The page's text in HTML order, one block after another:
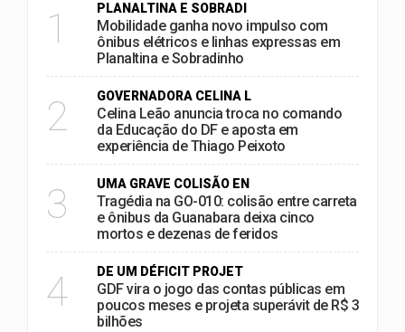
1 PLANALTINA E SOBRADI
Mobilidade ganha novo impulso com
ônibus elétricos e linhas expressas em
Planaltina e Sobradinho
2 GOVERNADORA CELINA L
Celina Leão anuncia troca no comando
da Educação do DF e aposta em
experiência de Thiago Peixoto
3 UMA GRAVE COLISÃO EN
Tragédia na GO-010: colisão entre carreta
e ônibus da Guanabara deixa cinco
mortos e dezenas de feridos
4 DE UM DÉFICIT PROJET
GDF vira o jogo das contas públicas em
poucos meses e projeta superávit de R$ 3
bilhões